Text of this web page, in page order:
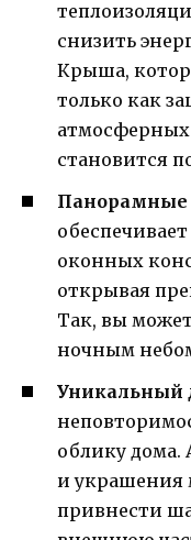
снизить
Крыша,
только как
атмосферных
становится
оконных
открывая
Так, вы
ночным
Уникальный
облику дома.
и украшения
привнести